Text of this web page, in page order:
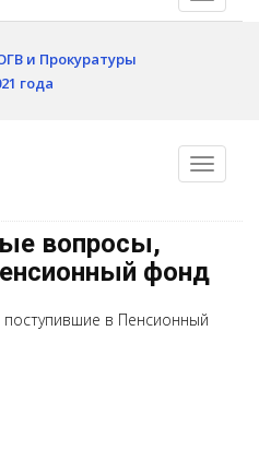
и Прокуратуры
года
вопросы,
фонд
в Пенсионный